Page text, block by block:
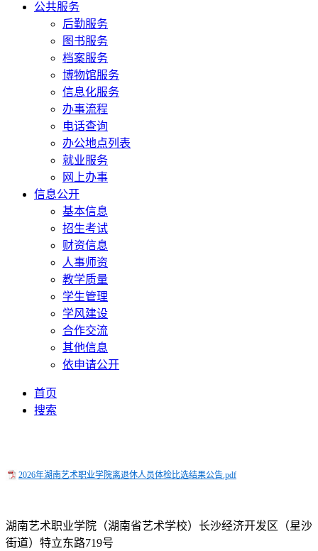
公共服务
后勤服务
图书服务
档案服务
博物馆服务
信息化服务
办事流程
电话查询
办公地点列表
就业服务
网上办事
信息公开
基本信息
招生考试
财资信息
人事师资
教学质量
学生管理
学风建设
合作交流
其他信息
依申请公开
首页
搜索
2026年湖南艺术职业学院离退休人员体检比选结果公告.pdf
湖南艺术职业学院（湖南省艺术学校）长沙经济开发区（星沙
街道）特立东路719号